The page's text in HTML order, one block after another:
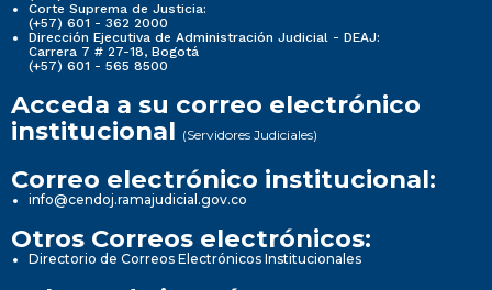
Corte Suprema de Justicia:
(+57) 601 - 362 2000
Dirección Ejecutiva de Administración Judicial - DEAJ:
Carrera 7 # 27-18, Bogotá
(+57) 601 - 565 8500
Acceda a su correo electrónico
institucional (Servidores Judiciales)
Correo electrónico institucional:
info@cendoj.ramajudicial.gov.co
Otros Correos electrónicos:
Directorio de Correos Electrónicos Institucionales